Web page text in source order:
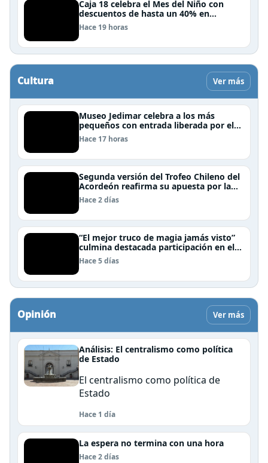
Caja 18 celebra el Mes del Niño con
descuentos de hasta un 40% en
panoramas, cine, shows y streaming
Hace 19 horas
Cultura Ver más
Museo Jedimar celebra a los más
pequeños con entrada liberada por el
Día del Niño
Hace 17 horas
Segunda versión del Trofeo Chileno del
Acordeón reafirma su apuesta por la
profesionalización del instrumento en
Chile
Hace 2 días
“El mejor truco de magia jamás visto”
culmina destacada participación en el
Festival Off Avignon 2026
Hace 5 días
Opinión Ver más
Análisis: El centralismo como política
de Estado
El centralismo como política de
Estado
Hace 1 día
La espera no termina con una hora
Hace 2 días